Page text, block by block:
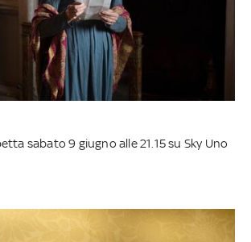
sabato 9 giugno alle 21.15 su Sky Uno